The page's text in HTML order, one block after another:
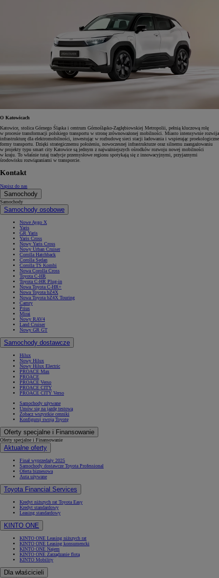
O Katowicach
Katowice, stolica Górnego Śląska i centrum Górnośląsko-Zagłębiowskiej Metropolii, pełnią kluczową rolę
w procesie transformacji polskiego transportu w stronę zrównoważonej mobilności. Miasto intensywnie rozwija
infrastrukturę dla elektromobilności, inwestując w rozbudowę sieci stacji ładowania i wspierając proekologiczne
formy transportu. Dzięki strategicznemu położeniu, nowoczesnej infrastrukturze oraz silnemu zaangażowaniu
w projekty typu smart city Katowice są jednym z najważniejszych ośrodków rozwoju nowej mobilności
w kraju. To właśnie tutaj tradycje przemysłowe regionu spotykają się z innowacyjnymi, przyjaznymi
środowisku rozwiązaniami w transporcie.
Kontakt
Napisz do nas
Samochody
Samochody
Samochody osobowe
Nowe Aygo X
Yaris
GR Yaris
Yaris Cross
Nowy Yaris Cross
Nowy Urban Cruiser
Corolla Hatchback
Corolla Sedan
Corolla TS Kombi
Nowa Corolla Cross
Toyota C-HR
Toyota C-HR Plug-in
Nowa Toyota C-HR+
Nowa Toyota bZ4X
Nowa Toyota bZ4X Touring
Camry
Prius
Mirai
Nowy RAV4
Land Cruiser
Nowy GR GT
Samochody dostawcze
Hilux
Nowy Hilux
Nowy Hilux Electric
PROACE Max
PROACE
PROACE Verso
PROACE CITY
PROACE CITY Verso
Samochody używane
Umów się na jazdę testową
Zobacz wszystkie cenniki
Konfiguruj swoją Toyotę
Oferty specjalne i Finansowanie
Oferty specjalne i Finansowanie
Aktualne oferty
Finał wyprzedaży 2025
Samochody dostawcze Toyota Professional
Oferta biznesowa
Auta używane
Toyota Financial Services
Kredyt niższych rat Toyota Easy
Kredyt standardowy
Leasing standardowy
KINTO ONE
KINTO ONE Leasing niższych rat
KINTO ONE Leasing konsumencki
KINTO ONE Najem
KINTO ONE Zarządzanie flotą
KINTO Mobility
Dla właścicieli